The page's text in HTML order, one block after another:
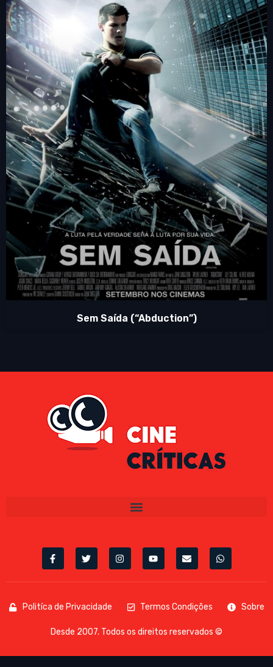
Sem Saída (“Abduction”)
Politíca de Privacidade Termos Condições Sobre
Desde 2007. Todos os direitos reservados ©